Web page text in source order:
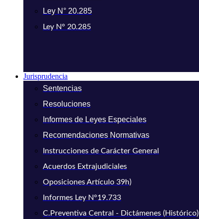
Ley N° 20.285
Ley N° 20.285
Jurisprudencia
Sentencias
Resoluciones
Informes de Leyes Especiales
Recomendaciones Normativas
Instrucciones de Carácter General
Acuerdos Extrajudiciales
Oposiciones Artículo 39h)
Informes Ley N°19.733
C.Preventiva Central - Dictámenes (Histórico)